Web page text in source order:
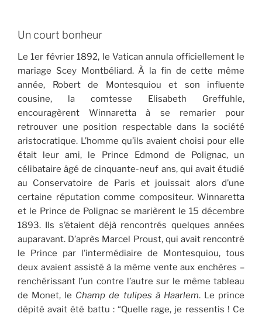
Un court bonheur
Le 1er février 1892, le Vatican annula officiellement le
mariage Scey Montbéliard. À la fin de cette même
année, Robert de Montesquiou et son influente
cousine, la comtesse Elisabeth Greffuhle,
encouragèrent Winnaretta à se remarier pour
retrouver une position respectable dans la société
aristocratique. L’homme qu’ils avaient choisi pour elle
était leur ami, le Prince Edmond de Polignac, un
célibataire âgé de cinquante-neuf ans, qui avait étudié
au Conservatoire de Paris et jouissait alors d’une
certaine réputation comme compositeur. Winnaretta
et le Prince de Polignac se marièrent le 15 décembre
1893. Ils s’étaient déjà rencontrés quelques années
auparavant. D’après Marcel Proust, qui avait rencontré
le Prince par l’intermédiaire de Montesquiou, tous
deux avaient assisté à la même vente aux enchères –
renchérissant l’un contre l’autre sur le même tableau
de Monet, le Champ de tulipes à Haarlem. Le prince
dépité avait été battu : “Quelle rage, je ressentis ! Ce